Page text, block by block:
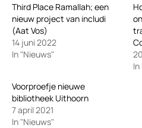
Third Place Ramallah; een
nieuw project van includi
(Aat Vos)
14 juni 2022
In "Nieuws"
Voorproefje nieuwe
bibliotheek Uithoorn
7 april 2021
In "Nieuws"